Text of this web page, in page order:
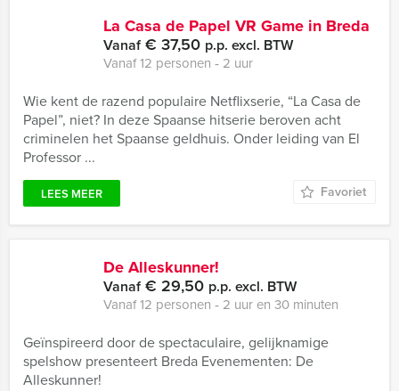
La Casa de Papel VR Game in Breda
Vanaf€ 37,50 p.p. excl. BTW
Vanaf 12 personen ‐ 2 uur
Wie kent de razend populaire Netflixserie, “La Casa de
Papel”, niet? In deze Spaanse hitserie beroven acht
criminelen het Spaanse geldhuis. Onder leiding van El
Professor ...
LEES MEER Favoriet
De Alleskunner!
Vanaf€ 29,50 p.p. excl. BTW
Vanaf 12 personen ‐ 2 uur en 30 minuten
Geïnspireerd door de spectaculaire, gelijknamige
spelshow presenteert Breda Evenementen: De
Alleskunner!